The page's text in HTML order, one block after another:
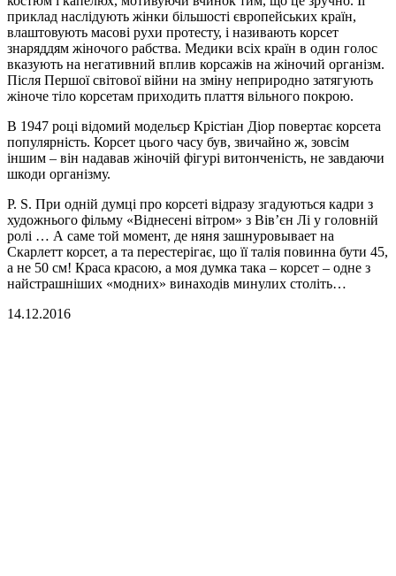
приклад наслідують жінки більшості європейських країн,
влаштовують масові рухи протесту, і називають корсет
знаряддям жіночого рабства. Медики всіх країн в один голос
вказують на негативний вплив корсажів на жіночий організм.
Після Першої світової війни на зміну неприродно затягують
жіноче тіло корсетам приходить плаття вільного покрою.
В 1947 році відомий модельєр Крістіан Діор повертає корсета
популярність. Корсет цього часу був, звичайно ж, зовсім
іншим – він надавав жіночій фігурі витонченість, не завдаючи
шкоди організму.
P. S. При одній думці про корсеті відразу згадуються кадри з
художнього фільму «Віднесені вітром» з Вів’єн Лі у головній
ролі … А саме той момент, де няня зашнуровывает на
Скарлетт корсет, а та перестерігає, що її талія повинна бути 45,
а не 50 см! Краса красою, а моя думка така – корсет – одне з
найстрашніших «модних» винаходів минулих століть…
14.12.2016